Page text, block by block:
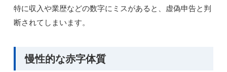
特に収入や業歴などの数字にミスがあると、虚偽申告と判
断されてしまいます。
慢性的な赤字体質